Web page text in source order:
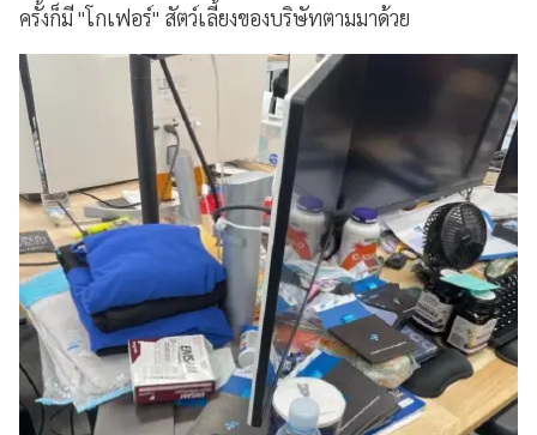
ครั้งก็มี "โกเฟอร์" สัตว์เลี้ยงของบริษัทตามมาด้วย